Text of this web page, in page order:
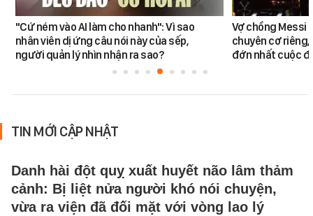
"Cứ ném vào AI làm cho nhanh": Vì sao
nhân viên dị ứng câu nói này của sếp,
người quản lý nhìn nhận ra sao?
Vợ chồng Messi
chuyên cơ
đớn nhất cuộc
TIN MỚI CẬP NHẬT
Danh hài đột quỵ xuất huyết não lâm thảm
cảnh: Bị liệt nửa người khó nói chuyện,
vừa ra viện đã đối mặt với vòng lao lý